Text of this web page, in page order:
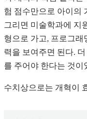
험 점수만으로 아이의
그리면 미술학과에 지
형으로 가고, 프로그
력을 보여주면 된다.
를 주어야 한다는 것이
수치상으로는 개혁이